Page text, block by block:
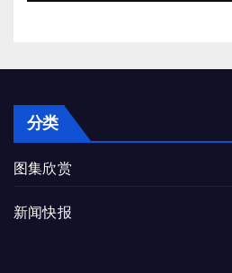
分类
图集欣赏
新闻快报